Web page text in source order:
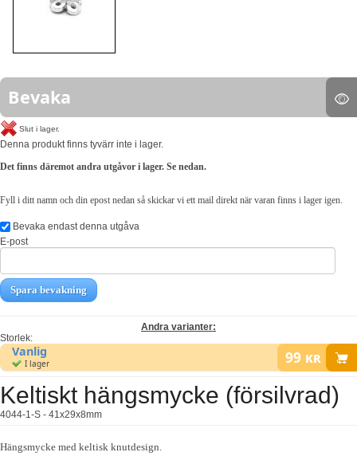
Keltiskt hängsmycke (försilvrad)
4044-1-S - 41x29x8mm
Hängsmycke med keltisk knutdesign.
Bevaka
Slut i lager.
Denna produkt finns tyvärr inte i lager.
Det finns däremot andra utgåvor i lager. Se nedan.
Fyll i ditt namn och din epost nedan så skickar vi ett mail direkt när varan finns i lager igen.
Bevaka endast denna utgåva
E-post
Spara bevakning
Andra varianter:
Storlek:
Vanlig
I lager 99 kr